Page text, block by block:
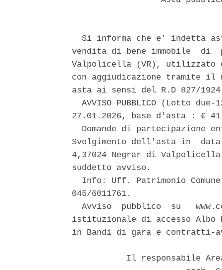
Si informa che e' indetta
vendita di bene immobile  di
Valpolicella (VR), utilizzato
con aggiudicazione tramite il
asta ai sensi del R.D 827/
AVVISO PUBBLICO (Lotto due-
27.01.2026, base d'asta : €
Domande di partecipazione
Svolgimento dell'asta in
4,37024 Negrar di
suddetto avviso.
Info: Uff. Patrimonio
045/6011761.
Avviso  pubblico  su
istituzionale di accesso Albo
in Bandi di gara e
Il responsabile